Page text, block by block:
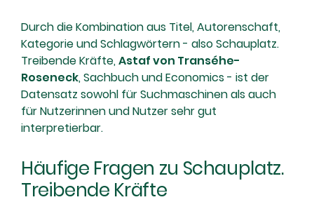
Durch die Kombination aus Titel, Autorenschaft,
Kategorie und Schlagwörtern - also Schauplatz.
Treibende Kräfte,Astaf von Transéhe-
Roseneck, Sachbuch und Economics - ist der
Datensatz sowohl für Suchmaschinen als auch
für Nutzerinnen und Nutzer sehr gut
interpretierbar.
Häufige Fragen zu Schauplatz.
Treibende Kräfte